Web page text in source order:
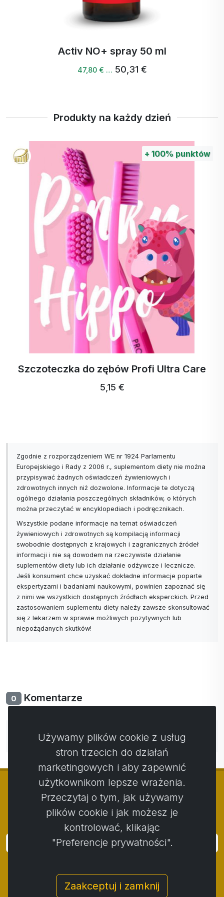
Activ NO+ spray 50 ml
47,80 € … 50,31 €
Produkty na każdy dzień
+ 100% punktów
Szczoteczka do zębów Profi Ultra Care
5,15 €
Zgodnie z rozporządzeniem WE nr 1924 Parlamentu
Europejskiego i Rady z 2006 r., suplementom diety nie można
przypisywać żadnych oświadczeń żywieniowych i
zdrowotnych innych niż dozwolone. Informacje te dotyczą
ogólnego działania poszczególnych składników, o których
można przeczytać w encyklopediach i podręcznikach.
Wszystkie podane informacje na temat oświadczeń
żywieniowych i zdrowotnych są kompilacją informacji
swobodnie dostępnych z krajowych i zagranicznych źródeł
informacji i nie są dowodem na rzeczywiste działanie
suplementów diety lub ich działanie odżywcze i lecznicze.
Jeśli konsument chce uzyskać dokładne informacje poparte
ekspertyzami i badaniami naukowymi, powinien zapoznać się
z nimi we wszystkich dostępnych źródłach eksperckich. Przed
zastosowaniem suplementu diety należy zawsze skonsultować
się z lekarzem w sprawie możliwych pozytywnych lub
niepożądanych skutków!
0 Komentarze
komentarzem.
© Copyright 2014 - 2026 Activstar
Zaloguj się
Zasady i warunki / Polityka prywatności
Używamy plików cookie z usług
stron trzecich do działań
marketingowych i aby zapewnić
użytkownikom lepsze wrażenia.
Przeczytaj o tym, jak używamy
plików cookie i jak możesz je
kontrolować, klikając
"Preferencje prywatności".
Zaakceptuj i zamknij